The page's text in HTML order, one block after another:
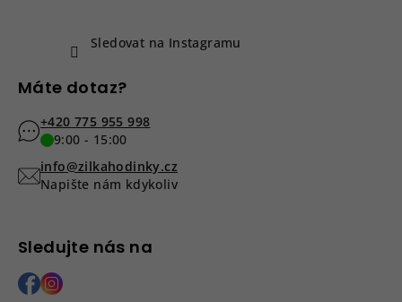
Sledovat na Instagramu
Máte dotaz?
+420 775 955 998
9:00 - 15:00
info@zilkahodinky.cz
Napište nám kdykoliv
Sledujte nás na